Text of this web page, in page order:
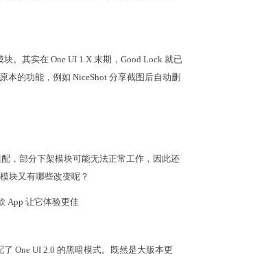
。其实在 One UI 1.X 末期，Good Lock 就已
本的功能，例如 NiceShot 分享截图后自动删
，部分下架模块可能无法正常工作，因此还
块又有哪些改变呢？
App 让它体验更佳
One UI 2.0 的黑暗模式。既然是大版本更